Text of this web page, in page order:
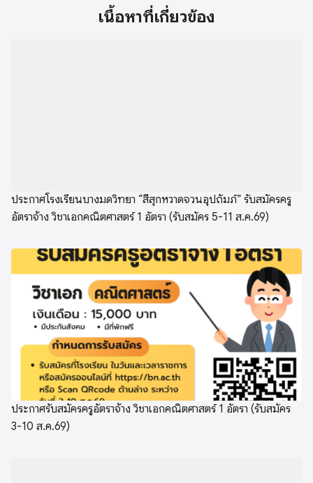
เนื้อหาที่เกี่ยวข้อง
ประกาศโรงเรียนบางมดวิทยา “สีสุกหวาดจวนอุปถัมภ์” รับสมัครครู
อัตราจ้าง วิชาเอกคณิตศาสตร์ 1 อัตรา (รับสมัคร 5-11 ส.ค.69)
ประกาศรับสมัครครูอัตราจ้าง วิชาเอกคณิตศาสตร์ 1 อัตรา (รับสมัคร
3-10 ส.ค.69)